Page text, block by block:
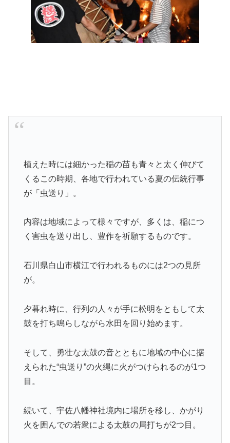
植えた時には細かった稲の苗も青々と太く伸びて
くるこの時期、各地で行われている夏の伝統行事
が「虫送り」。
内容は地域によって様々ですが、多くは、稲につ
く害虫を送り出し、豊作を祈願するものです。
石川県白山市横江で行われるものには2つの見所
が。
夕暮れ時に、行列の人々が手に松明をともして太
鼓を打ち鳴らしながら水田を回り始めます。
そして、勇壮な太鼓の音とともに地域の中心に据
えられた“虫送り”の火縄に火がつけられるのが1つ
目。
続いて、宇佐八幡神社境内に場所を移し、かがり
火を囲んでの若衆による太鼓の局打ちが2つ目。